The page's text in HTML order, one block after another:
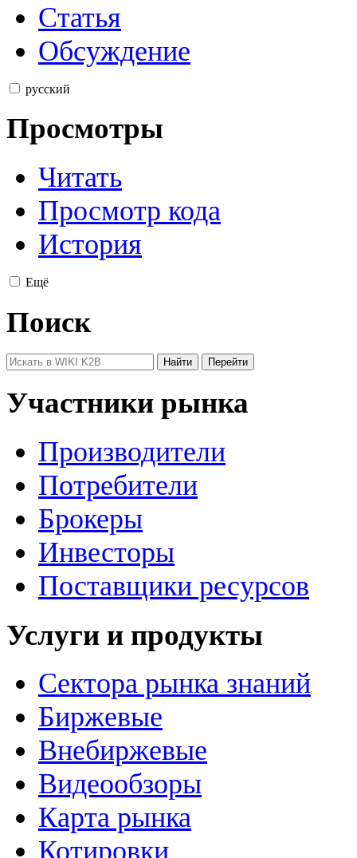
Статья
Обсуждение
русский
Просмотры
Читать
Просмотр кода
История
Ещё
Поиск
Участники рынка
Производители
Потребители
Брокеры
Инвесторы
Поставщики ресурсов
Услуги и продукты
Сектора рынка знаний
Биржевые
Внебиржевые
Видеообзоры
Карта рынка
Котировки